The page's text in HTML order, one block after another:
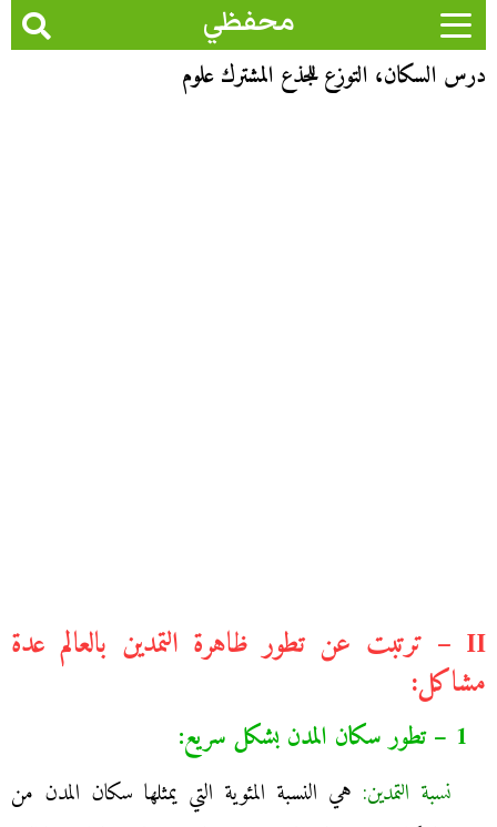
محفظي
درس السكان، التوزع للجذع المشترك علوم
II – ترتبت عن تطور ظاهرة التمدين بالعالم عدة
مشاكل:
1 – تطور سكان المدن بشكل سريع:
نسبة التمدين: هي النسبة المئوية التي يمثلها سكان المدن من